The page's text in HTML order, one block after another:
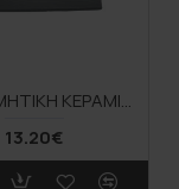
ΔΙΑΚΟΣΜΗΤΙΚΗ ΚΕΡΑΜΙΚΗ ΠΙΑΤΕΛΑ ΓΚΡΙ ΓΡΑΜΜΩΤΟ - 33.2x20.3x3.5cm 3/24ΚΙΒ
13.20€